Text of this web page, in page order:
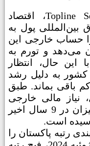
بر اساس گزارش Topline Securities، اقتصاد
بین‌المللی پول به
حساب‌ خارجی این
می‌دهد و تورم به
حال، انتظار
به دلیل رشد
باقی بماند. طبق
نیاز مالی خارجی
ناخالص پاکستان به کمترین میزان در 9 سال اخیر
رتبه پاکستان را